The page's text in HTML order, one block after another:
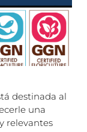
destinada al
una
relevantes